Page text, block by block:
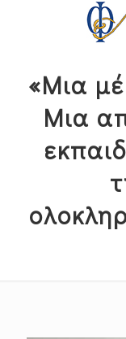
«Μια
Μια